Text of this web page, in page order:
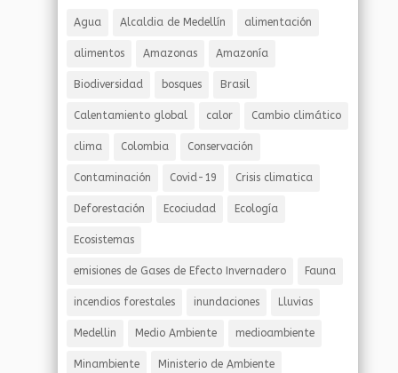
Agua Alcaldia de Medellín alimentación
alimentos Amazonas Amazonía
Biodiversidad bosques Brasil
Calentamiento global calor Cambio climático
clima Colombia Conservación
Contaminación Covid-19 Crisis climatica
Deforestación Ecociudad Ecología
Ecosistemas
emisiones de Gases de Efecto Invernadero Fauna
incendios forestales inundaciones Lluvias
Medellin Medio Ambiente medioambiente
Minambiente Ministerio de Ambiente